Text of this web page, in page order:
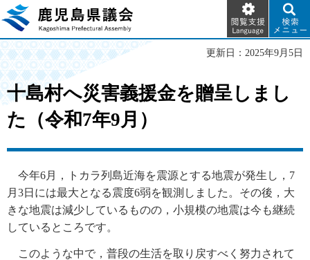
鹿児島県議会
閲覧支
援
Language
検索メ
ニュー
更新日：2025年9月5日
十島村へ災害義援金を贈呈しまし
た（令和7年9月）
今年6月，トカラ列島近海を震源とする地震が発生し，7
月3日には最大となる震度6弱を観測しました。その後，大
きな地震は減少しているものの，小規模の地震は今も継続
しているところです。
こ のような中で，普段の生活を取り戻すべく努力されて